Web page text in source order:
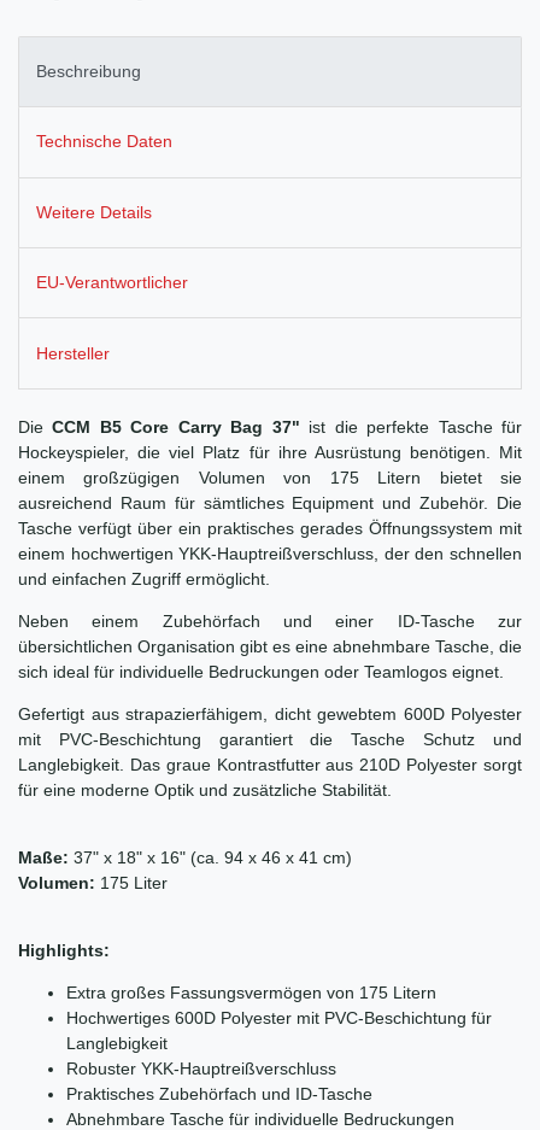
Beschreibung
Technische Daten
Weitere Details
EU-Verantwortlicher
Hersteller
DieCCM B5 Core Carry Bag 37" ist die perfekte Tasche für
Hockeyspieler, die viel Platz für ihre Ausrüstung benötigen. Mit
einem großzügigen Volumen von 175 Litern bietet sie
ausreichend Raum für sämtliches Equipment und Zubehör. Die
Tasche verfügt über ein praktisches gerades Öffnungssystem mit
einem hochwertigen YKK-Hauptreißverschluss, der den schnellen
und einfachen Zugriff ermöglicht.
Neben einem Zubehörfach und einer ID-Tasche zur
übersichtlichen Organisation gibt es eine abnehmbare Tasche, die
sich ideal für individuelle Bedruckungen oder Teamlogos eignet.
Gefertigt aus strapazierfähigem, dicht gewebtem 600D Polyester
mit PVC-Beschichtung garantiert die Tasche Schutz und
Langlebigkeit. Das graue Kontrastfutter aus 210D Polyester sorgt
für eine moderne Optik und zusätzliche Stabilität.
Maße: 37" x 18" x 16" (ca. 94 x 46 x 41 cm)
Volumen: 175 Liter
Highlights:
Extra großes Fassungsvermögen von 175 Litern
Hochwertiges 600D Polyester mit PVC-Beschichtung für
Langlebigkeit
Robuster YKK-Hauptreißverschluss
Praktisches Zubehörfach und ID-Tasche
Abnehmbare Tasche für individuelle Bedruckungen